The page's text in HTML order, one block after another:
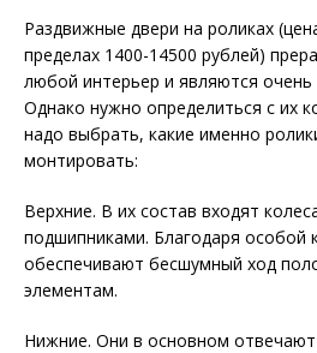
Раздвижные двери на роликах
пределах 1400-14500 рублей)
любой интерьер и являются
Однако нужно определиться с их
надо выбрать, какие именно
монтировать:
Верхние. В их состав входят
подшипниками. Благодаря особой
обеспечивают бесшумный ход
элементам.
Нижние. Они в основном